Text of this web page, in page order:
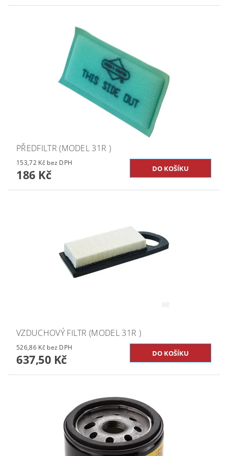
PŘEDFILTR (MODEL 31R )
153,72 Kč bez DPH
186 Kč
VZDUCHOVÝ FILTR (MODEL 31R )
526,86 Kč bez DPH
637,50 Kč